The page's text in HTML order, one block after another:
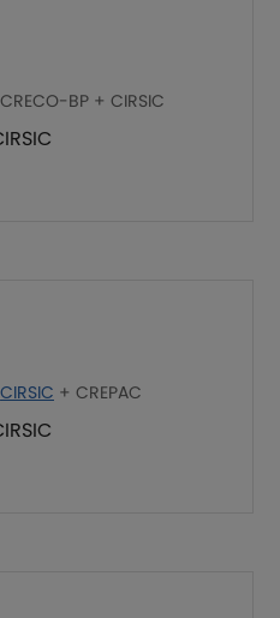
BP + CIRSIC
CIRSIC + CREPAC